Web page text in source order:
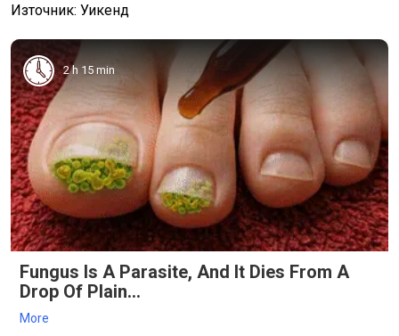
Източник: Уикенд
2 h 15 min
Fungus Is A Parasite, And It Dies From A
Drop Of Plain...
More